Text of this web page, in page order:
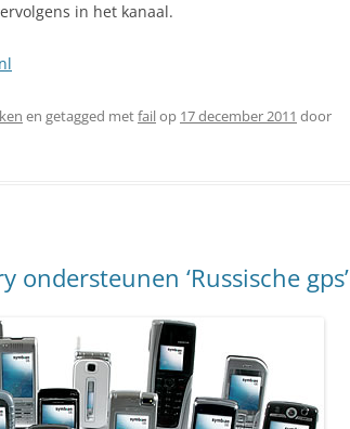
in het kanaal.
en getagged metfailop 17 december 2011 door
ondersteunen ‘Russische gps’